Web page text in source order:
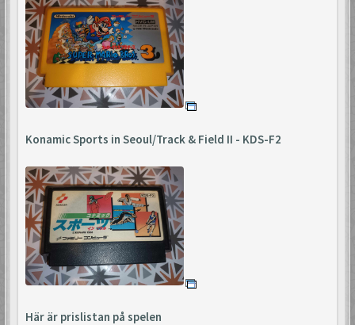
Konamic Sports in Seoul/Track & Field II - KDS-F2
Här är prislistan på spelen